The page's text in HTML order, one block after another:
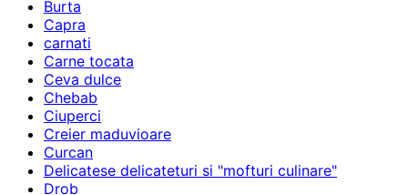
Burta
Capra
carnati
Carne tocata
Ceva dulce
Chebab
Ciuperci
Creier maduvioare
Curcan
Delicatese delicateturi si "mofturi culinare"
Drob